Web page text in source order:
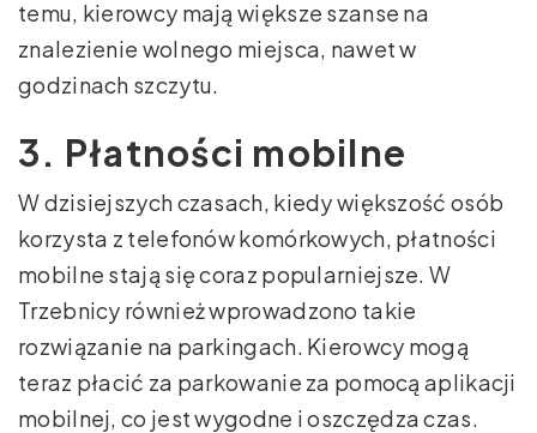
temu, kierowcy mają większe szanse na
znalezienie wolnego miejsca, nawet w
godzinach szczytu.
3. Płatności mobilne
W dzisiejszych czasach, kiedy większość osób
korzysta z telefonów komórkowych, płatności
mobilne stają się coraz popularniejsze. W
Trzebnicy również wprowadzono takie
rozwiązanie na parkingach. Kierowcy mogą
teraz płacić za parkowanie za pomocą aplikacji
mobilnej, co jest wygodne i oszczędza czas.